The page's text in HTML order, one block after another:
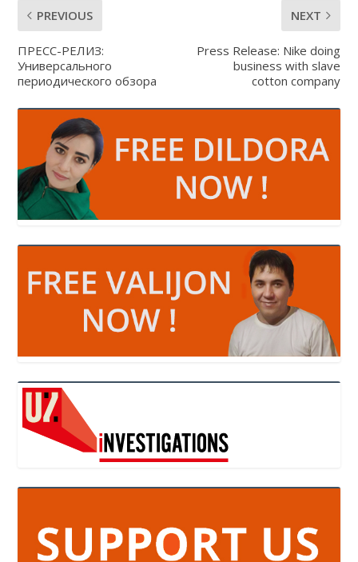
PREVIOUS
ПРЕСС-РЕЛИЗ:
Универсального
периодического обзора
NEXT
Press Release: Nike doing
business with slave
cotton company